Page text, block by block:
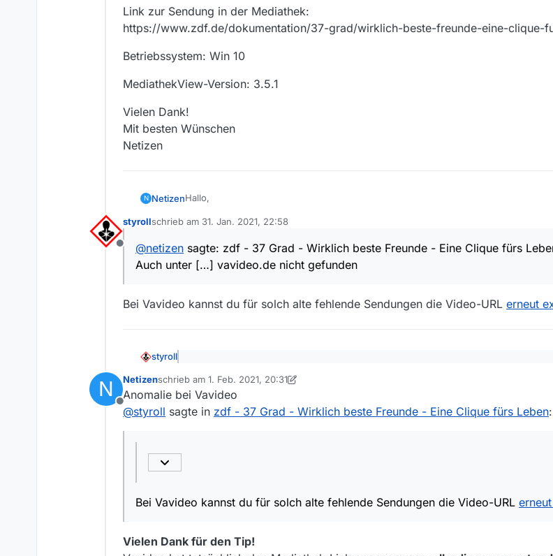
Link zur Sendung in der Mediathek:
https://www.zdf.de/dokumentation/37-grad/wirklich-beste-freunde-eine-clique-
Betriebssystem: Win 10
MediathekView-Version: 3.5.1
Vielen Dank!
Mit besten Wünschen
Netizen
N NetizenHallo,
habe die Checkliste abgearbeitet und hoffentlich nichts übersehen. Auch unter
und … danke für die Möglichkeit …
Sendung: 37 Grad - Wirklich beste Freunde - Eine Clique fürs Leben
https://www.zdf.de/dokumentation/37-grad/wirklich-beste-freunde-eine-clique-
Betriebssystem: Win 10
MediathekView-Version: 3.5.1
Offline
styrollschrieb am 31. Jan. 2021, 22:58
zuletzt editiert von
@netizen sagte: zdf - 37 Grad - Wirklich beste Freunde - Eine Clique fürs
Auch unter […] vavideo.de nicht gefunden
Bei Vavideo kannst du für solch alte fehlende Sendungen die Video-URL erneut
styroll
Auch unter […] vavideo.de nicht gefunden
Bei Vavideo kannst du für solch alte fehlende Sendungen die Video-URL
N
Offline
Netizenschrieb am 1. Feb. 2021, 20:31
zuletzt editiert von Netizen2. Jan. 2021, 22:20
Anomalie bei Vavideo
@styroll sagte in zdf - 37 Grad - Wirklich beste Freunde - Eine Clique fürs Leben:
Bei Vavideo kannst du für solch alte fehlende Sendungen die Video-URL
Vielen Dank für den Tip!